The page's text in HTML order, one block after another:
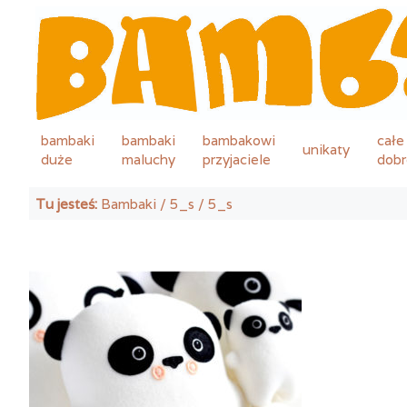
bambaki
duże
bambaki
maluchy
bambakowi
przyjaciele
unikaty
całe
Tu jesteś: Bambaki /5_s / 5_s